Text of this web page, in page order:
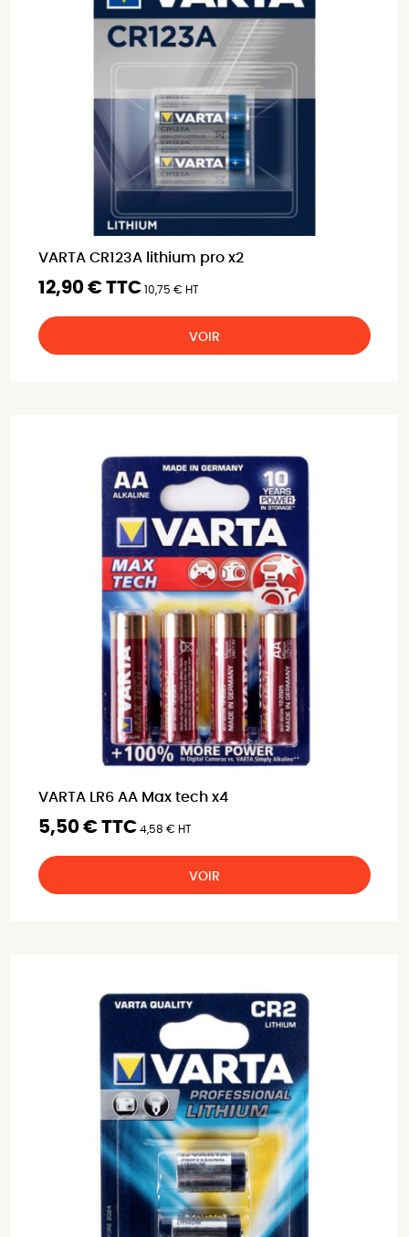
VARTA CR123A lithium pro x2
12,90 € TTC 10,75 € HT
VOIR
VARTA LR6 AA Max tech x4
5,50 € TTC 4,58 € HT
VOIR